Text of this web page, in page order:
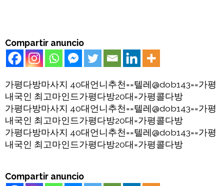
Compartir anuncio
가평다방마사지 40대언니추천==텔레@dob143==가평
내국인 최고마인드가평다방20대=가평콜다방
가평다방마사지 40대언니추천==텔레@dob143==가평
내국인 최고마인드가평다방20대=가평콜다방
가평다방마사지 40대언니추천==텔레@dob143==가평
내국인 최고마인드가평다방20대=가평콜다방
Compartir anuncio